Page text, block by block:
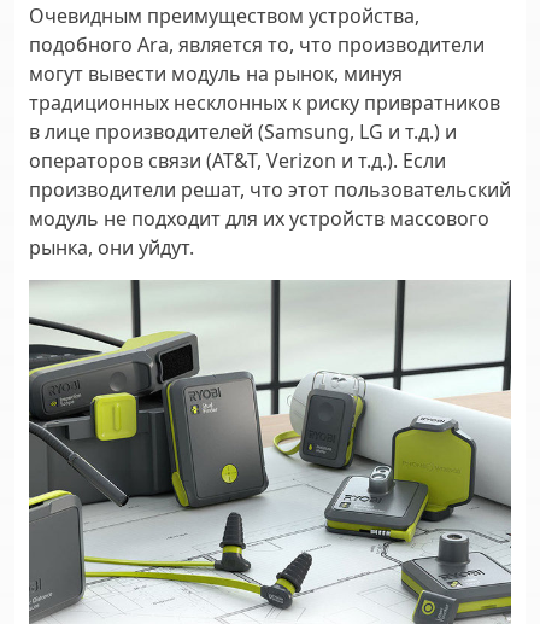
Очевидным преимуществом устройства,
подобного Ara, является то, что производители
могут вывести модуль на рынок, минуя
традиционных несклонных к риску привратников
в лице производителей (Samsung, LG и т.д.) и
операторов связи (AT&T, Verizon и т.д.). Если
производители решат, что этот пользовательский
модуль не подходит для их устройств массового
рынка, они уйдут.